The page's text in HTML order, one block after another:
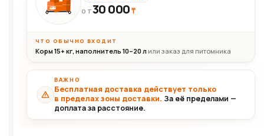
30+кг ОТ30 000₸
ЧТО ОБЫЧНО ВХОДИТ
Корм 15+ кг, наполнитель 10–20 л или заказ для питомника
ВАЖНО
Бесплатная доставка действует только
в пределах зоны доставки. За её пределами —
доплата за расстояние.